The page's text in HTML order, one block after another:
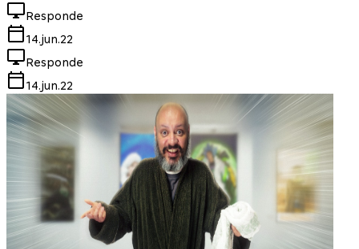
Responde
14.jun.22
Responde
14.jun.22